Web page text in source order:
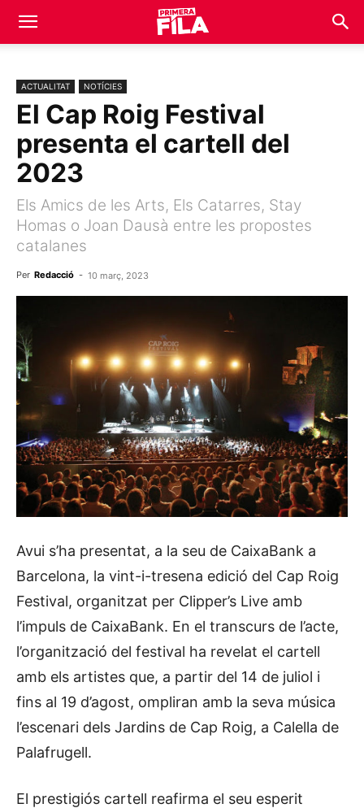
ACTUALITAT NOTÍCIES
El Cap Roig Festival
presenta el cartell del
2023
Els Amics de les Arts, Els Catarres, Stay
Homas o Joan Dausà entre les propostes
catalanes
Per Redacció - 10 març, 2023
Avui s’ha presentat, a la seu de CaixaBank a
Barcelona, la vint-i-tresena edició del Cap Roig
Festival, organitzat per Clipper’s Live amb
l’impuls de CaixaBank. En el transcurs de l’acte,
l’organització del festival ha revelat el cartell
amb els artistes que, a partir del 14 de juliol i
fins al 19 d’agost, ompliran amb la seva música
l’escenari dels Jardins de Cap Roig, a Calella de
Palafrugell.
El prestigiós cartell reafirma el seu esperit